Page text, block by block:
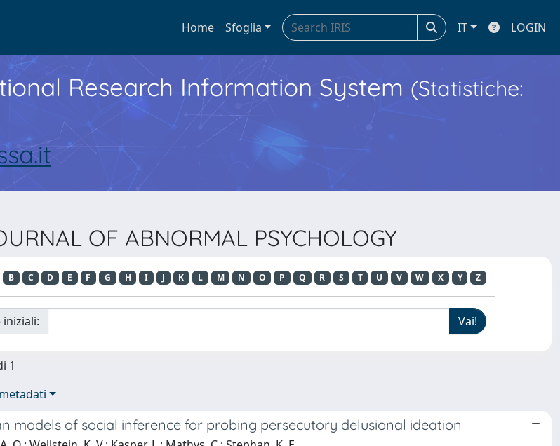
Home Sfoglia IT LOGIN
Research Information System (Statistiche:
OF ABNORMAL PSYCHOLOGY
B C D E F G H I J K L M N O P Q R S T U V W X Y Z
iniziali:
1
models of social inference for probing persecutory delusional ideation